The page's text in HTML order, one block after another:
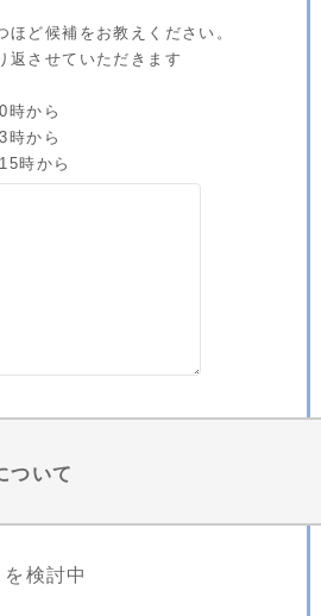
ほど候補をお教えください。
返させていただきます
時から
時から
時から
ついて
検討中